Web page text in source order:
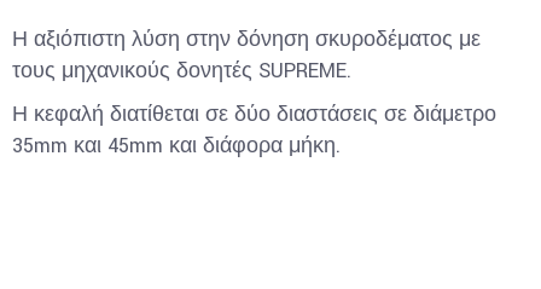
Η αξιόπιστη λύση στην δόνηση σκυροδέματος με
τους μηχανικούς δονητές SUPREME.
Η κεφαλή διατίθεται σε δύο διαστάσεις σε διάμετρο
35mm και 45mm και διάφορα μήκη.